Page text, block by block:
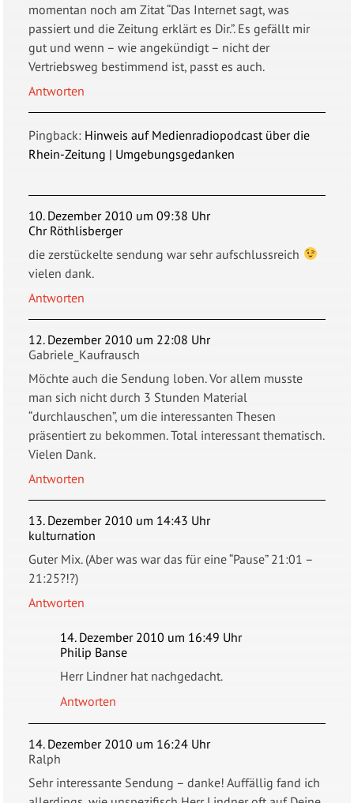
momentan noch am Zitat “Das Internet sagt, was
passiert und die Zeitung erklärt es Dir.”. Es gefällt mir
gut und wenn – wie angekündigt – nicht der
Vertriebsweg bestimmend ist, passt es auch.
Antworten
Pingback: Hinweis auf Medienradiopodcast über die
Rhein-Zeitung | Umgebungsgedanken
10. Dezember 2010 um 09:38 Uhr
Chr Röthlisberger
die zerstückelte sendung war sehr aufschlussreich
vielen dank.
Antworten
12. Dezember 2010 um 22:08 Uhr
Gabriele_Kaufrausch
Möchte auch die Sendung loben. Vor allem musste
man sich nicht durch 3 Stunden Material
“durchlauschen”, um die interessanten Thesen
präsentiert zu bekommen. Total interessant thematisch.
Vielen Dank.
Antworten
13. Dezember 2010 um 14:43 Uhr
kulturnation
Guter Mix. (Aber was war das für eine “Pause” 21:01 –
21:25?!?)
Antworten
14. Dezember 2010 um 16:49 Uhr
Philip Banse
Herr Lindner hat nachgedacht.
Antworten
14. Dezember 2010 um 16:24 Uhr
Ralph
Sehr interessante Sendung – danke! Auffällig fand ich